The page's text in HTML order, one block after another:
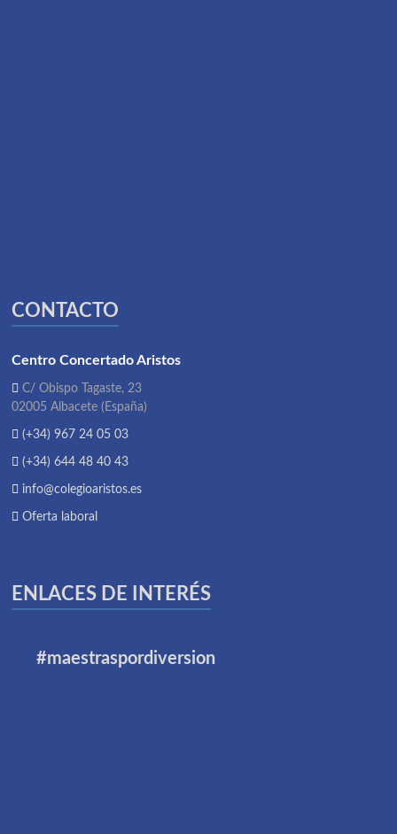
CONTACTO
Centro Concertado Aristos
C/ Obispo Tagaste, 23
02005 Albacete (España)
(+34) 967 24 05 03
(+34) 644 48 40 43
info@colegioaristos.es
Oferta laboral
ENLACES DE INTERÉS
#maestraspordiversion